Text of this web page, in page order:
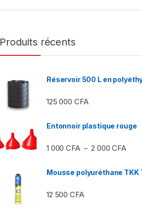
Produits récents
Réservoir 500 L en
125 000 CFA
Entonnoir plastique rouge
1 000CFA – 2 000CFA
Mousse polyuréthane TKK
12 500CFA